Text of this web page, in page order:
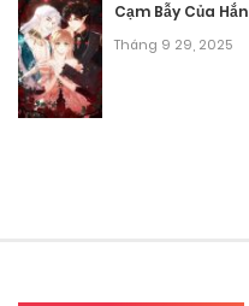
Cạm Bẫy Của Hắn
Tháng 9 29, 2025